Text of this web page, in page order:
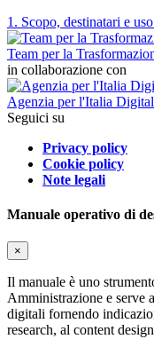
1. Scopo, destinatari e
Team per la
in collaborazione con
Agenzia per l'Italia
Seguici su
Privacy policy
Cookie policy
Note legali
Manuale operativo di
×
Il manuale è uno
Amministrazione e serve
digitali fornendo
research, al content